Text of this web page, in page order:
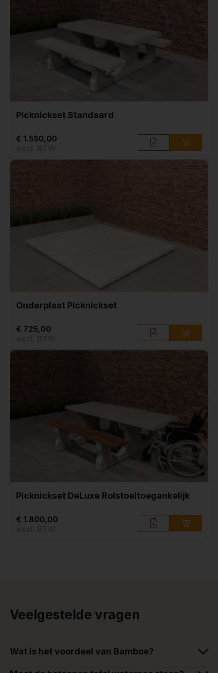
Picknickset Standaard
€ 1.550,00
Onderplaat Picknickset
€ 725,00
Picknickset DeLuxe Rolstoeltoegankelijk
€ 1.800,00
Veelgestelde vragen
Wat is het voordeel van Bamboe?